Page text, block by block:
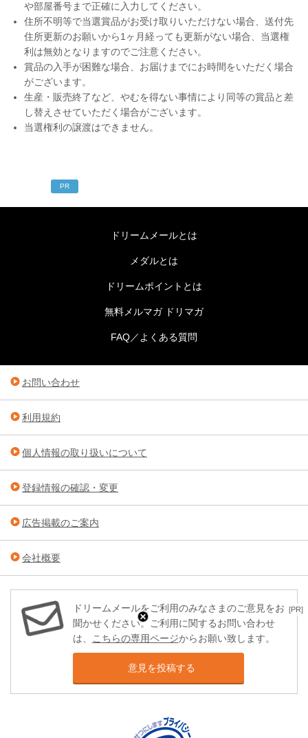
や部屋番号まで正確に入力してください。
住所不明等で当選賞品がお受け取りいただけない場合、送付先
住所更新のお願いから1ヶ月経っても更新がない場合、当選権
利は無効となりますのでご注意ください。
賞品の入手が困難な場合、お届けまでにお時間をいただく場合
がございます。
生産・販売終了など、やむを得ない事情により同等の賞品と差
し替えさせていただく場合がございます。
当選権利の譲渡はできません。
[PR]
PR
ドリームメールとは
メダルとは
ドリームポイントとは
無料メルマガ ドリマガ
FAQ／よくある質問
お問い合わせ
利用規約
個人情報の取り扱いについて
登録情報の確認・変更
広告掲載のご案内
会社概要
ドリームメールをご利用のみなさまのご意見をお
聞かせください。ご利用に関するお問い合わせ
は、 こちらの専用ページからお願い致します。
意見を投稿する